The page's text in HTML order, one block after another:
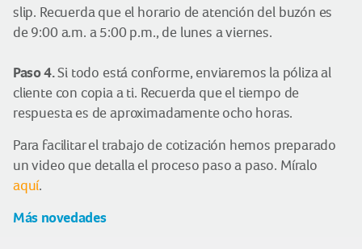
slip. Recuerda que el horario de atención del buzón es
de 9:00 a.m. a 5:00 p.m., de lunes a viernes.
Paso 4.Si todo está conforme, enviaremos la póliza al
cliente con copia a ti. Recuerda que el tiempo de
respuesta es de aproximadamente ocho horas.
Para facilitar el trabajo de cotización hemos preparado
un video que detalla el proceso paso a paso. Míralo
aquí.
Más novedades